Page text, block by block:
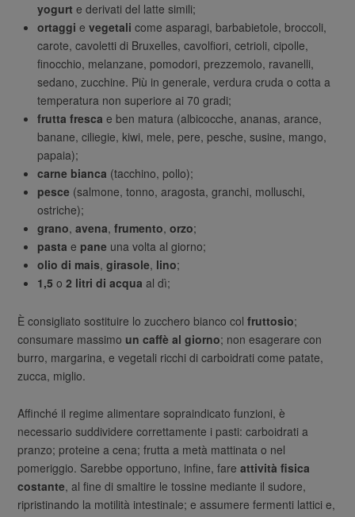
yogurt e derivati del latte simili;
ortaggi evegetali come asparagi, barbabietole, broccoli,
carote, cavoletti di Bruxelles, cavolfiori, cetrioli, cipolle,
finocchio, melanzane, pomodori, prezzemolo, ravanelli,
sedano, zucchine. Più in generale, verdura cruda o cotta a
temperatura non superiore ai 70 gradi;
frutta fresca e ben matura (albicocche, ananas, arance,
banane, ciliegie, kiwi, mele, pere, pesche, susine, mango,
papaia);
carne bianca (tacchino, pollo);
pesce (salmone, tonno, aragosta, granchi, molluschi,
ostriche);
grano,avena,frumento,orzo;
pasta e pane una volta al giorno;
olio di mais,girasole, lino;
1,5 o2 litri di acqua al dì;
È consigliato sostituire lo zucchero bianco colfruttosio;
consumare massimo un caffè al giorno; non esagerare con
burro, margarina, e vegetali ricchi di carboidrati come patate,
zucca, miglio.
Affinché il regime alimentare sopraindicato funzioni, è
necessario suddividere correttamente i pasti: carboidrati a
pranzo; proteine a cena; frutta a metà mattinata o nel
pomeriggio. Sarebbe opportuno, infine, fareattività fisica
costante, al fine di smaltire le tossine mediante il sudore,
ripristinando la motilità intestinale; e assumere fermenti lattici e,